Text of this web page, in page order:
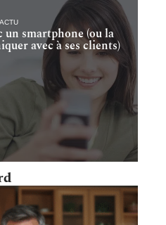
ACTU
un smartphone (ou la
avec à ses clients)